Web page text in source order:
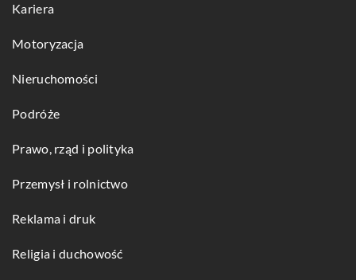
Kariera
Motoryzacja
Nieruchomości
Podróże
Prawo, rząd i polityka
Przemysł i rolnictwo
Reklama i druk
Religia i duchowość